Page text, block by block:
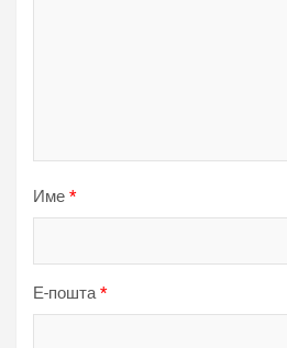
Име *
Е-пошта*